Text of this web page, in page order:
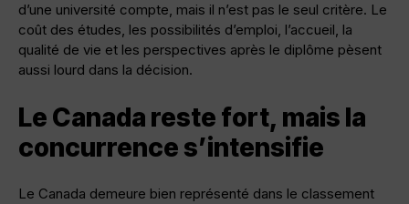
d’une université compte, mais il n’est pas le seul critère. Le
coût des études, les possibilités d’emploi, l’accueil, la
qualité de vie et les perspectives après le diplôme pèsent
aussi lourd dans la décision.
Le Canada reste fort, mais la
concurrence s’intensifie
Le Canada demeure bien représenté dans le classement